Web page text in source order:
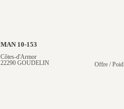
MAN 10-153
Côtes-d'Armor
22290 GOUDELIN
Offre /